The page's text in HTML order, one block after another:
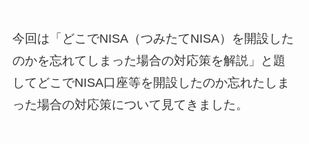
今回は「どこでNISA（つみたてNISA）を開設した
のかを忘れてしまった場合の対応策を解説」と題
してどこでNISA口座等を開設したのか忘れたしま
った場合の対応策について見てきました。